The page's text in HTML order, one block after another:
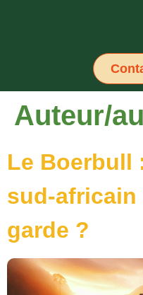
Auteur/
Le Boerbull
sud-
garde ?